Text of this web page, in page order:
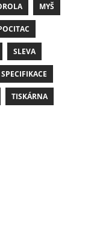
MYŠ
SLEVA
SPECIFIKACE
TISKÁRNA